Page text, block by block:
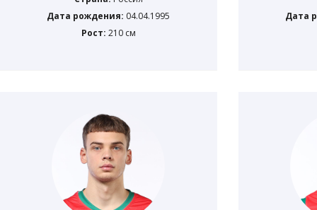
Дата рождения: 04.04.1995
Рост: 210 см
Дата